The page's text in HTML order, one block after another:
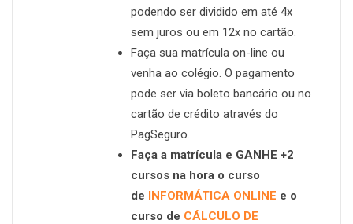
podendo ser dividido em até 4x
sem juros ou em 12x no cartão.
Faça sua matrícula on-line ou
venha ao colégio. O pagamento
pode ser via boleto bancário ou no
cartão de crédito através do
PagSeguro.
Faça a matrícula e GANHE +2
cursos na hora o curso
de INFORMÁTICA ONLINE e o
curso de CÁLCULO DE